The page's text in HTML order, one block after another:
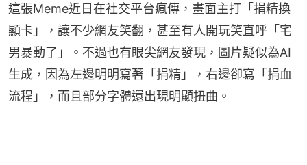
這張Meme近日在社交平台瘋傳，畫面主打「捐精換
顯卡」，讓不少網友笑翻，甚至有人開玩笑直呼「宅
男暴動了」。不過也有眼尖網友發現，圖片疑似為AI
生成，因為左邊明明寫著「捐精」，右邊卻寫「捐血
流程」，而且部分字體還出現明顯扭曲。